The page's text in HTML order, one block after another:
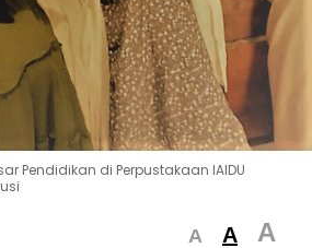
Pendidikan di Perpustakaan IAIDU
A A A